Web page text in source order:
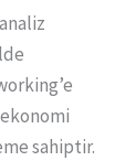
sahiptir.